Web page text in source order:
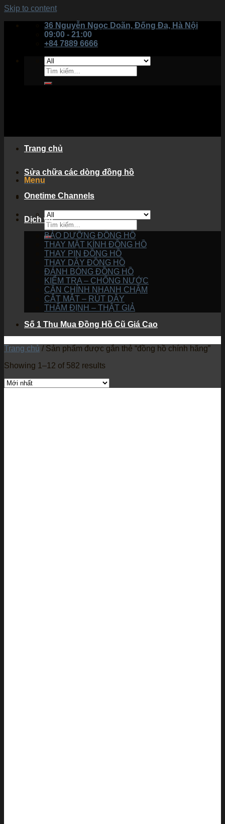
Skip to content
36 Nguyễn Ngọc Doãn, Đống Đa, Hà Nội
09:00 - 21:00
+84 7889 6666
Menu
Trang chủ
Sửa chữa các dòng đồng hồ
Onetime Channels
Dịch vụ
BẢO DƯỠNG ĐỒNG HỒ
THAY MẶT KÍNH ĐỒNG HỒ
THAY PIN ĐỒNG HỒ
THAY DÂY ĐỒNG HỒ
ĐÁNH BÓNG ĐỒNG HỒ
KIỂM TRA – CHỐNG NƯỚC
CĂN CHỈNH NHANH CHẬM
CẮT MẮT – RÚT DÂY
THẨM ĐỊNH – THẬT GIẢ
Số 1 Thu Mua Đồng Hồ Cũ Giá Cao
Trang chủ / Sản phẩm được gắn thẻ “đồng hồ chính hãng”
Showing 1–12 of 582 results